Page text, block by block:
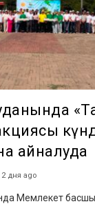
айналуда
2 дня ago
Мемлекет